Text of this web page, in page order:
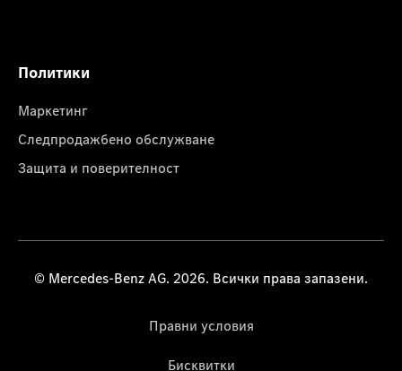
Политики
Маркетинг
Следпродажбено обслужване
Защита и поверителност
© Mercedes-Benz AG. 2026. Всички права запазени.
Правни условия
Бисквитки